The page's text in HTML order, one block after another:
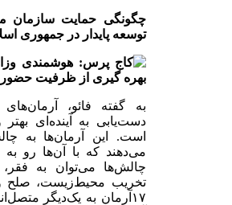
چگونگی حمایت سازمان
توسعه پایدار در جمهوری
به گفته فائو،
دست‌یابی به آینده‌ای بهتر
است. این آرمان‌ها به
می‌دهند که با آن‌ها رو
چالش‌ها می‌توان به فقر،
تخریب محیط‌زیست، صلح و
۱۷ آرمان به یک‌دیگر